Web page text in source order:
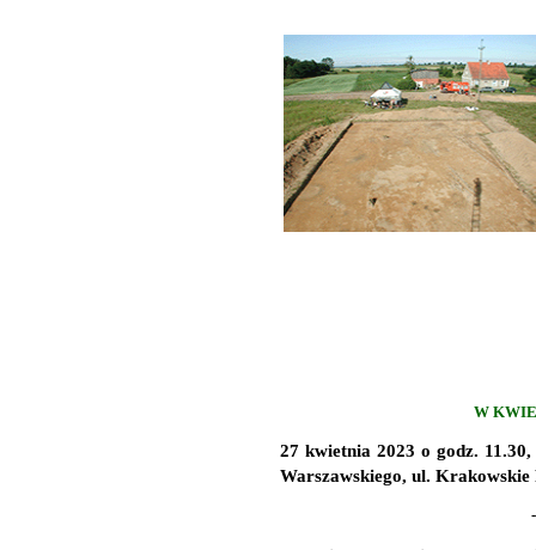
W
27 kwietnia 2023 o godz. 11.30,
Warszawskiego, ul. Krakowskie